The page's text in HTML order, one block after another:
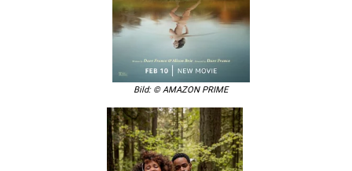
Bild: © AMAZON PRIME